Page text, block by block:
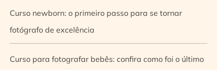
Curso newborn: o primeiro passo para se tornar
fotógrafo de excelência
Curso para fotografar bebês: confira como foi o último